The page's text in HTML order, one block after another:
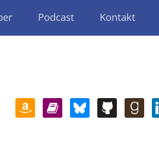
Podcast Kontakt